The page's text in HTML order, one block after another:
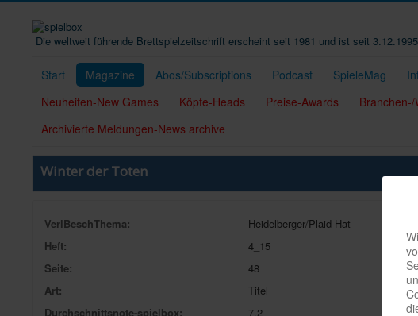
Die weltweit führende Brettspielzeitschrift erscheint seit 1981 und ist seit
Start Magazine Abos/Subscriptions Podcast SpieleMag
Neuheiten-New Games
Köpfe-Heads Preise-Awards
Archivierte Meldungen-News archive
Winter der Toten
VerlBeschThema:
Heidelberger/Plaid Hat
Heft:
4_15
Seite:
48
Art:
Titel
Durchschnittsnote-spielbox:
7,2